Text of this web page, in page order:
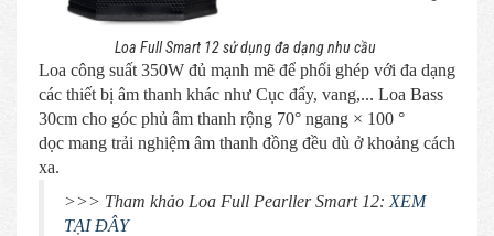
Loa Full Smart 12 sử dụng đa dạng nhu cầu
Loa công suất 350W đủ mạnh mẽ để phối ghép với đa dạng
các thiết bị âm thanh khác như Cục đẩy, vang,... Loa Bass
30cm cho góc phủ âm thanh rộng 70° ngang × 100 °
dọc mang trải nghiệm âm thanh đồng đều dù ở khoảng cách
xa.
>>> Tham khảo Loa Full Pearller Smart 12: XEM
TẠI ĐÂY